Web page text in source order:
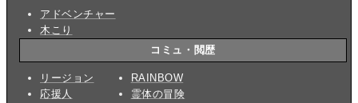
アドベンチャー
木こり
コミュ・閲歴
リージョン
応援人
RAINBOW
霊体の冒険